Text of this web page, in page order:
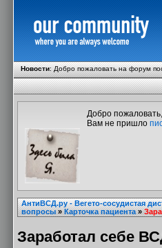
Новости:Добро пожаловать на форум
Добро пожаловать,
Вам не пришло
АнтиВСД.ру - Вегето-сосудистая
вопросы»Карточка пациента»
Заработал себе